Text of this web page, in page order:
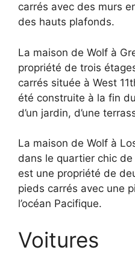
carrés avec des murs
des hauts plafonds.
La maison de Wolf à
propriété de trois
carrés située à West
été construite à la fin
d’un jardin, d’une
La maison de Wolf à
dans le quartier chic
est une propriété de
pieds carrés avec une
l’océan Pacifique.
Voitures